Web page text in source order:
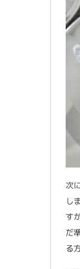
次
し
す
だ
る